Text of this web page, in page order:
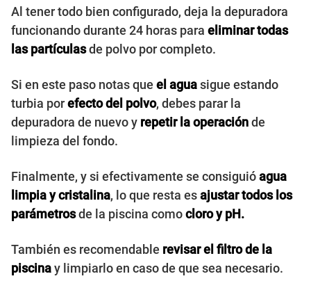
Al tener todo bien configurado, deja la depuradora
funcionando durante 24 horas para eliminar todas
las partículasde polvo por completo.
Si en este paso notas que el aguasigue estando
turbia porefecto del polvo, debes parar la
depuradora de nuevo y repetir la operaciónde
limpieza del fondo.
Finalmente, y si efectivamente se consiguióagua
limpia y cristalina, lo que resta esajustar todos los
parámetrosde la piscina comocloro y pH.
También es recomendable revisar el filtro de la
piscinay limpiarlo en caso de que sea necesario.